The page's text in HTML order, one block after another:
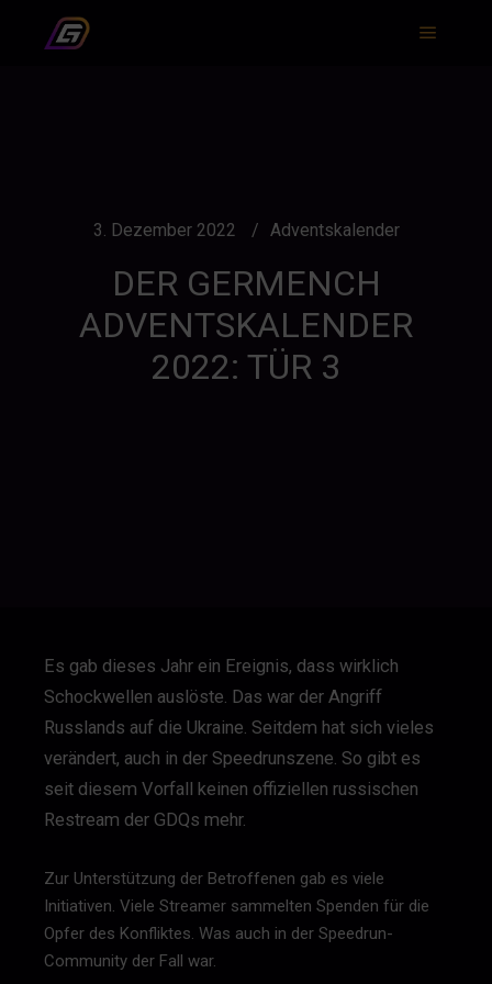
3. Dezember 2022 Adventskalender
DER GERMENCH
ADVENTSKALENDER
2022: TÜR 3
Es gab dieses Jahr ein Ereignis, dass wirklich
Schockwellen auslöste. Das war der Angriff
Russlands auf die Ukraine. Seitdem hat sich vieles
verändert, auch in der Speedrunszene. So gibt es
seit diesem Vorfall keinen offiziellen russischen
Restream der GDQs mehr.
Zur Unterstützung der Betroffenen gab es viele
Initiativen. Viele Streamer sammelten Spenden für die
Opfer des Konfliktes. Was auch in der Speedrun-
Community der Fall war.